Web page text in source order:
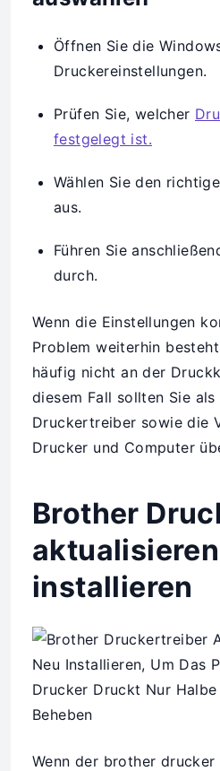
Öffnen Sie die
Druckereinstellungen.
Prüfen Sie, welcher
festgelegt ist.
Wählen Sie den
aus.
Führen Sie
durch.
Wenn die Einstellungen
Problem weiterhin
häufig nicht an der
diesem Fall sollten Sie
Druckertreiber sowie die
Drucker und Computer
Brother
installieren
Wenn der brother